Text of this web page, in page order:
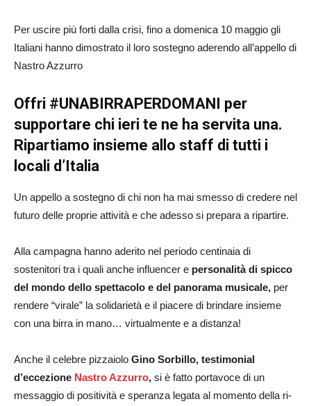
Per uscire più forti dalla crisi, fino a domenica 10 maggio gli
Italiani hanno dimostrato il loro sostegno aderendo all’appello di
Nastro Azzurro
Offri #UNABIRRAPERDOMANI per
supportare chi ieri te ne ha servita una.
Ripartiamo insieme allo staff di tutti i
locali d’Italia
Un appello a sostegno di chi non ha mai smesso di credere nel
futuro delle proprie attività e che adesso si prepara a ripartire.
Alla campagna hanno aderito nel periodo centinaia di
sostenitori tra i quali anche influencer e personalità di spicco
del mondo dello spettacolo e del panorama musicale, per
rendere “virale” la solidarietà e il piacere di brindare insieme
con una birra in mano… virtualmente e a distanza!
Anche il celebre pizzaiolo Gino Sorbillo, testimonial
d’eccezione Nastro Azzurro, si è fatto portavoce di un
messaggio di positività e speranza legata al momento della ri-